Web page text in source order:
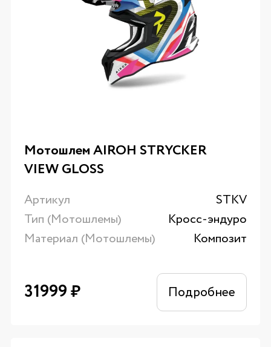
Мотошлем AIROH STRYCKER
VIEW GLOSS
Артикул
STKV
Тип (Мотошлемы)
Кросс-эндуро
Материал (Мотошлемы)
Композит
31999₽ Подробнее